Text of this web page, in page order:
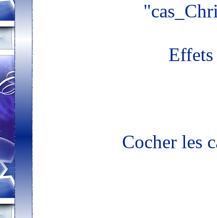
Cocher les